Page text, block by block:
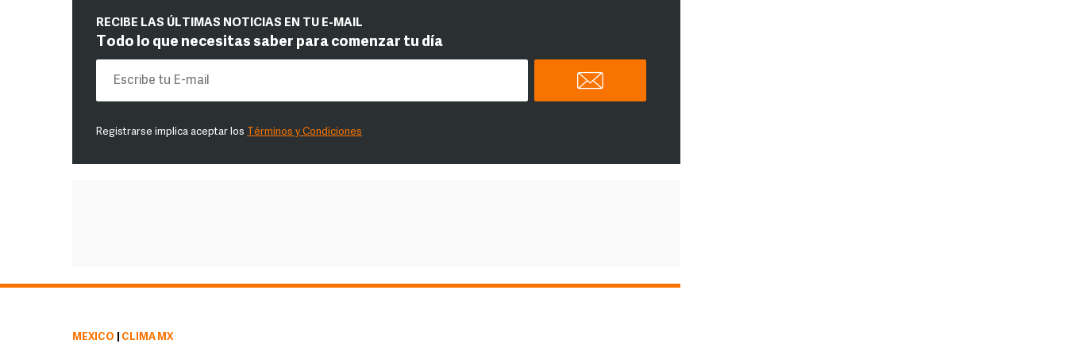
RECIBE LAS ÚLTIMAS NOTICIAS EN TU E-MAIL
Todo lo que necesitas saber para comenzar tu día
Registrarse implica aceptar los Términos y Condiciones
MÉXICO CLIMA MX